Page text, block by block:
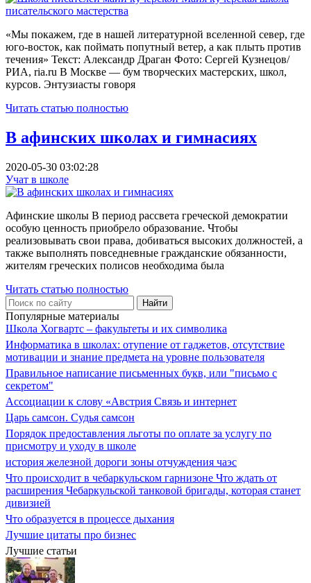
«Мы покажем, где в нашей литературной вселенной север, где
юго-восток, как поймать попутный ветер, а как плыть против
течения» Текст: Александр Драган Фото: Сергей Кузнецов/
РИА, ria.ru В Москве — бум творческих мастерских, школ,
курсов. Энтузиасты говоря
Читать статью полностью
В афинских школах и гимнасиях
2020-05-30 03:02:28
Учат в школе
Афинские школы В период рассвета греческой демократии
особую ценность приобрело образование. Чтобы
реализовывать свои права, добиваться высоких должностей, а
также выполнять повседневные гражданские обязанности,
жителям греческих полисов необходима была
Читать статью полностью
Популярные материалы
Школа Хогвартс – факультеты и их символика
Информатика в школах: отупение от гаджетов, отсутствие
мотивации и знание предмета на уровне пользователя
Правильное написание письменных букв, или "письмо с
секретом"
Ассоциации к слову «Австрия Связь и интернет
Царь самсон. Судья самсон
Порядок предоставления льготы по оплате за услугу по
присмотру и уходу в школе
история железной дороги зоны отчуждения чаэс
Что происходит в чебаркульском гарнизоне Что ждать от
расширения Чебаркульской танковой бригады, которая станет
дивизией
Что образуется в процессе дыхания
Лучшие цитаты про бизнес
Лучшие статьи